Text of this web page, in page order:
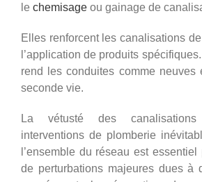
le chemisageou gainage de
Elles renforcent les canalisations
l’application de produits
rend les conduites comme neuves
seconde vie.
La vétusté des
interventions de plomberie
l’ensemble du réseau est
de perturbations majeures dues à